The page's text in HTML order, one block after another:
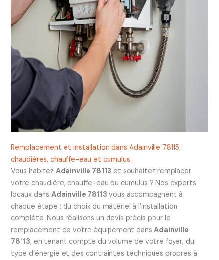
Remplacement et installation dans Adainville 78113 :
chaudières, chauffe-eau et cumulus
Vous habitez Adainville 78113 et souhaitez remplacer
votre chaudière, chauffe-eau ou cumulus ? Nos experts
locaux dans Adainville 78113 vous accompagnent à
chaque étape : du choix du matériel à l’installation
complète. Nous réalisons un devis précis pour le
remplacement de votre équipement dans Adainville
78113, en tenant compte du volume de votre foyer, du
type d’énergie et des contraintes techniques propres à